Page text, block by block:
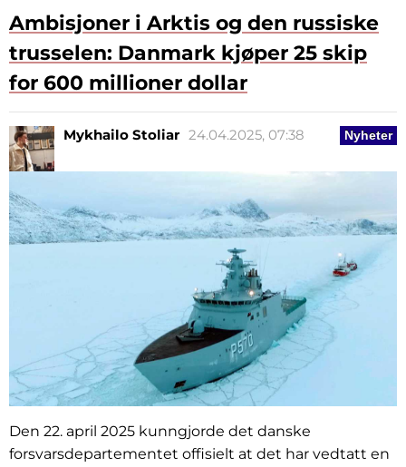
Ambisjoner i Arktis og den russiske
trusselen: Danmark kjøper 25 skip
for 600 millioner dollar
Nyheter
Mykhailo Stoliar 24.04.2025, 07:38
Den 22. april 2025 kunngjorde det danske
forsvarsdepartementet offisielt at det har vedtatt en